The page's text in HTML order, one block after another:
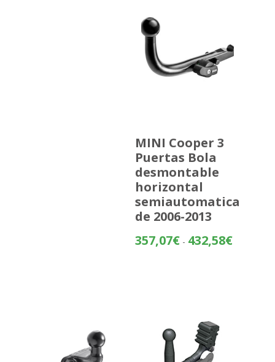
MINI Cooper 3
Puertas Bola
desmontable
horizontal
semiautomatica
de 2006-2013
357,07€ - 432,58€Rango